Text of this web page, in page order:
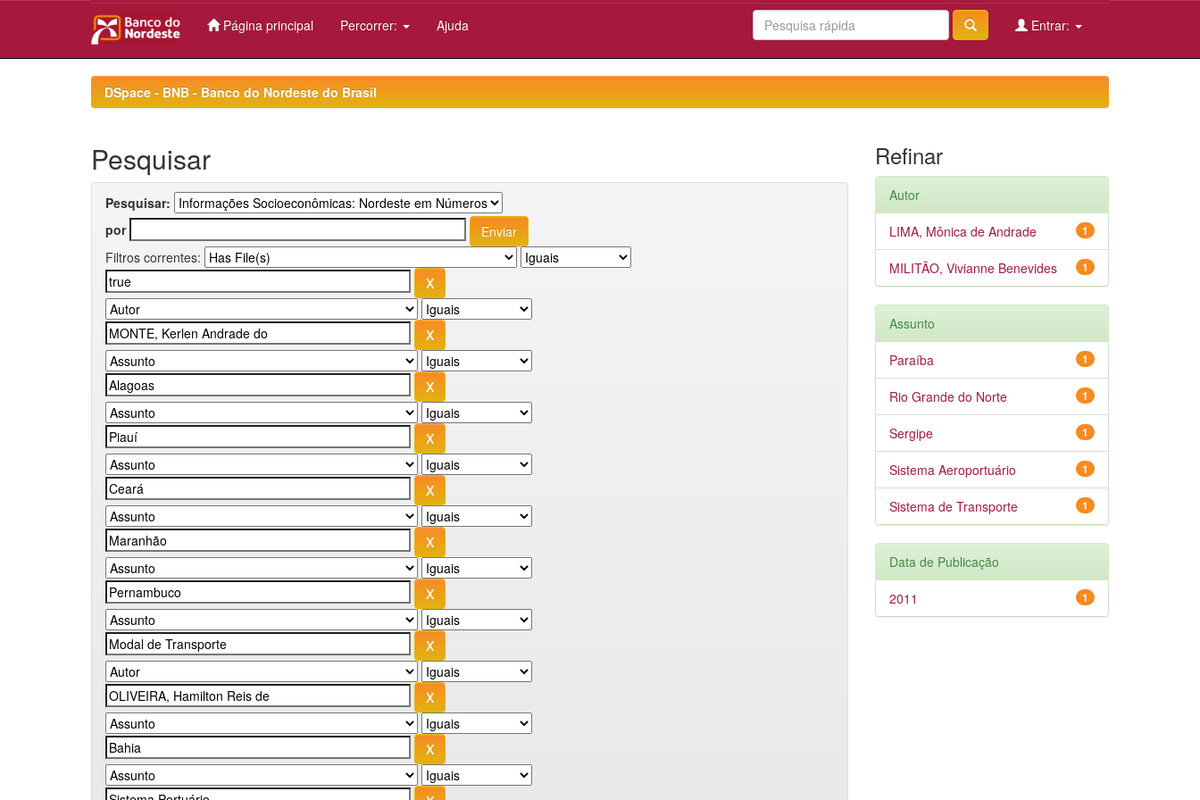
Página principal Percorrer: Ajuda Entrar:
DSpace - BNB - Banco do Nordeste do Brasil
Pesquisar
Pesquisar:
por
Filtros correntes:
Refinar
Autor
1
LIMA, Mônica de Andrade
1
MILITÃO, Vivianne Benevides
Assunto
1
Paraíba
1
Rio Grande do Norte
1
Sergipe
1
Sistema Aeroportuário
1
Sistema de Transporte
Data de Publicação
1
2011